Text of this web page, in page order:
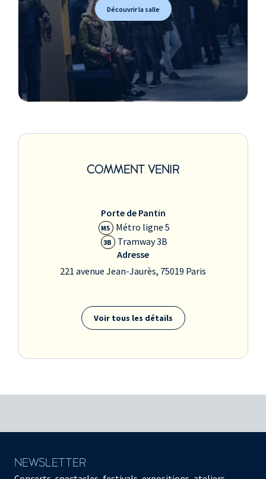
Découvrir la salle
COMMENT VENIR
Porte de Pantin
M5 Métro ligne 5
3B
Tramway 3B
Adresse
221 avenue Jean-Jaurès, 75019 Paris
Voir tous les détails
NEWSLETTER